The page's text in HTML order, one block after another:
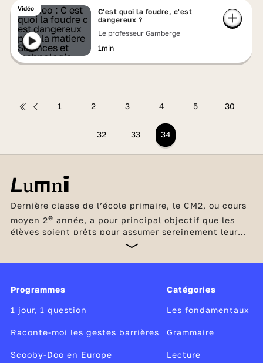
Vidéo
C'est quoi la foudre, c'est
dangereux ?
Le professeur Gamberge
1min
1 2 3 4 5 30
32 33 34
Dernière classe de l’école primaire, le CM2, ou cours
moyen 2e année, a pour principal objectif que les
élèves soient prêts pour assumer sereinement leur
future entrée au collège. Les bases en français et en
de calcul et de résolution de problèmes. Des
enseignements obligatoires à l'école élémentaire.
Programmes
1 jour, 1 question
Raconte-moi les gestes barrières
Scooby-Doo en Europe
Catégories
Les fondamentaux
Grammaire
Lecture